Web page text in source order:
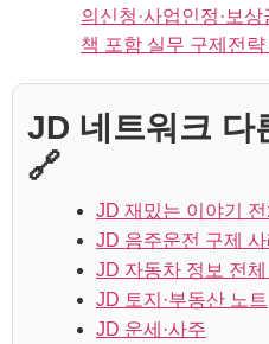
의신청·사업인정·보
책 포함 실무 구제전략
JD 네트워크 다
🔗
JD 재밌는 이야기 전
JD 음주운전 구제 사
JD 자동차 정보 전체
JD 토지·부동산 노트
JD 운세·사주